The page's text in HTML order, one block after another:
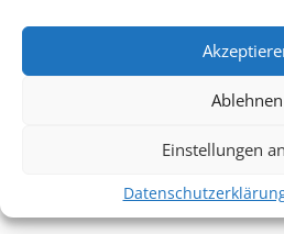
Ablehnen
Einstellungen
Minuten vor Beginn des Films und
DIGITAL KULTURPASS BEANTRAGEN